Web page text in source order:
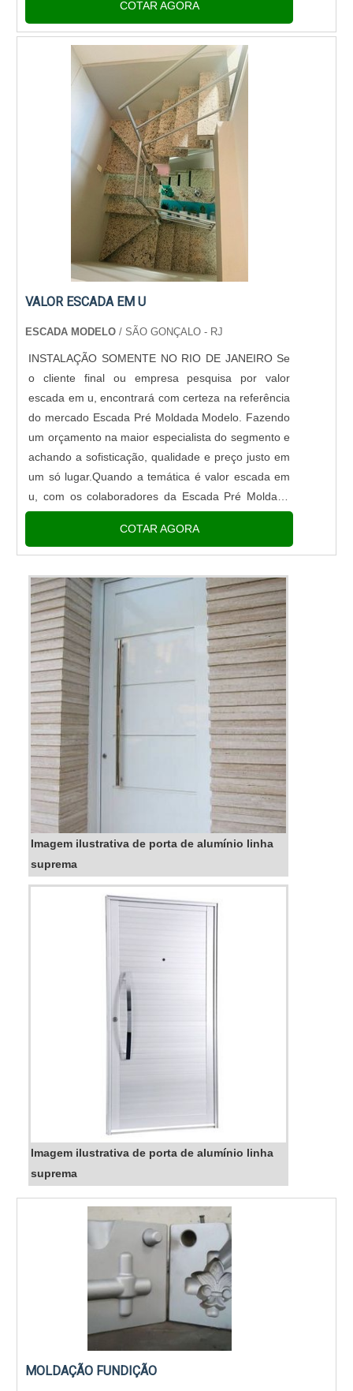
o site da Escada Pré Moldada Modelo. ...
COTAR AGORA
VALOR ESCADA EM U
ESCADA MODELO/ SÃO GONÇALO - RJ
INSTALAÇÃO SOMENTE NO RIO DE JANEIRO Se
o cliente final ou empresa pesquisa por valor
escada em u, encontrará com certeza na referência
do mercado Escada Pré Moldada Modelo. Fazendo
um orçamento na maior especialista do segmento e
achando a sofisticação, qualidade e preço justo em
um só lugar.Quando a temática é valor escada em
u, com os colaboradores da Escada Pré Moldada
Modelo alcançará ótima qualidade com armações
de ferro ponteadas...
COTAR AGORA
Imagem ilustrativa de porta de alumínio linha
suprema
Imagem ilustrativa de porta de alumínio linha
suprema
MOLDAÇÃO FUNDIÇÃO